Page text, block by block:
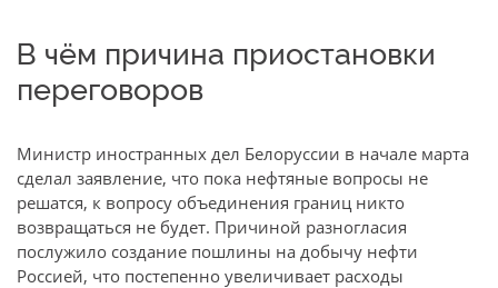
В чём причина приостановки
переговоров
Министр иностранных дел Белоруссии в начале марта
сделал заявление, что пока нефтяные вопросы не
решатся, к вопросу объединения границ никто
возвращаться не будет. Причиной разногласия
послужило создание пошлины на добычу нефти
Россией, что постепенно увеличивает расходы